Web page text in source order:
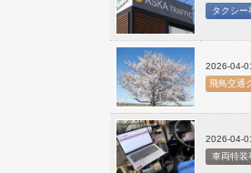
タクシー
2026-04-
2026-04-
車両特装